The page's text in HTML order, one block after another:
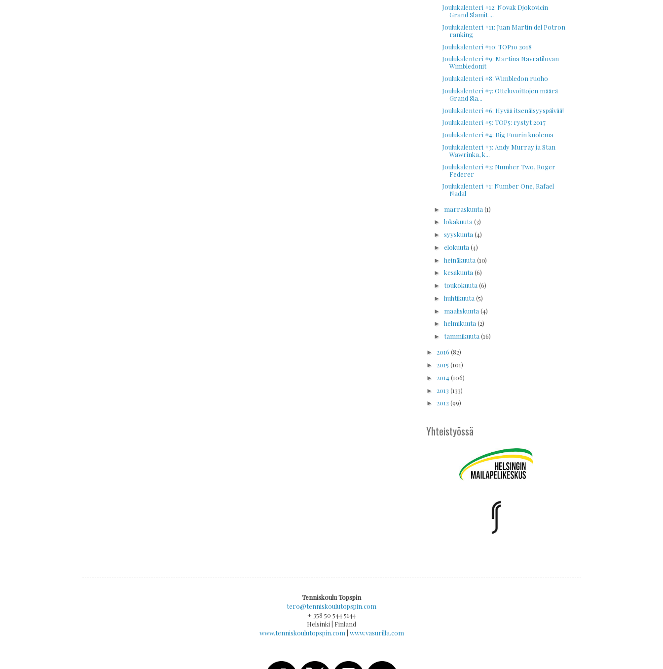
Joulukalenteri #12: Novak Djokovicin
Grand Slamit ...
Joulukalenteri #11: Juan Martin del Potron
ranking
Joulukalenteri #10: TOP10 2018
Joulukalenteri #9: Martina Navratilovan
Wimbledonit
Joulukalenteri #8: Wimbledon ruoho
Joulukalenteri #7: Otteluvoittojen määrä
Grand Sla...
Joulukalenteri #6: Hyvää itsenäisyyspäivää!
Joulukalenteri #5: TOP5: rystyt 2017
Joulukalenteri #4: Big Fourin kuolema
Joulukalenteri #3: Andy Murray ja Stan
Wawrinka, k...
Joulukalenteri #2: Number Two, Roger
Federer
Joulukalenteri #1: Number One, Rafael
Nadal
► marraskuuta(1)
►lokakuuta(3)
►syyskuuta(4)
►elokuuta(4)
►heinäkuuta(10)
►kesäkuuta(6)
►toukokuuta(6)
►huhtikuuta(5)
► maaliskuuta(4)
►helmikuuta(2)
►tammikuuta(16)
► 2016 (82)
► 2015 (101)
► 2014(106)
► 2013 (133)
► 2012(99)
Yhteistyössä
Tenniskoulu Topspin
tero@tenniskoulutopspin.com
+ 358 50 544 5144
Helsinki | Finland
www.tenniskoulutopspin.com www.vasurilla.com